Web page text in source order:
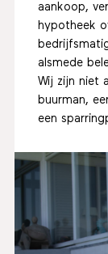
aankoop,
hypotheek
alsmede
Wij zijn niet
buurman,
een